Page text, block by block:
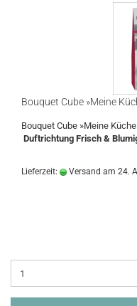
Bouquet Cube »Meine
Bouquet Cube »Meine
Duftrichtung Frisch &
Lieferzeit: Versand am 24.